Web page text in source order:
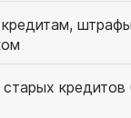
кредитов